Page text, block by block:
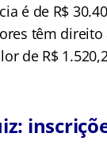
é de R$
têm direito
de R$